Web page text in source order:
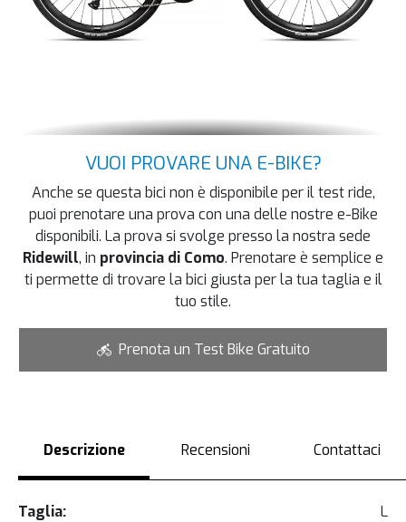
VUOI PROVARE UNA E-BIKE?
Anche se questa bici non è disponibile per il test ride,
puoi prenotare una prova con una delle nostre e-Bike
disponibili. La prova si svolge presso la nostra sede
Ridewill, in provincia di Como. Prenotare è semplice e
ti permette di trovare la bici giusta per la tua taglia e il
tuo stile.
Prenota un Test Bike Gratuito
Descrizione Recensioni Contattaci
Taglia: L